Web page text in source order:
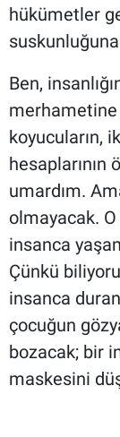
hükümetler
Ben,
koyucuların,
umardım.
olmayacak.
insanca
Çünkü
insanca
çocuğun
bozacak; bir
maskesini